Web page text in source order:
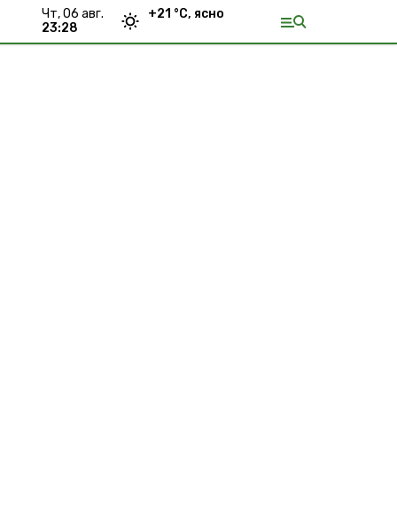
чт, 06 авг.
23:28
+21 °С, ясно